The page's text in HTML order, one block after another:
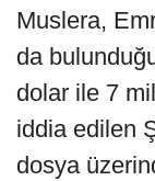
Muslera,
da
dolar ile 7
iddia edilen
dosya